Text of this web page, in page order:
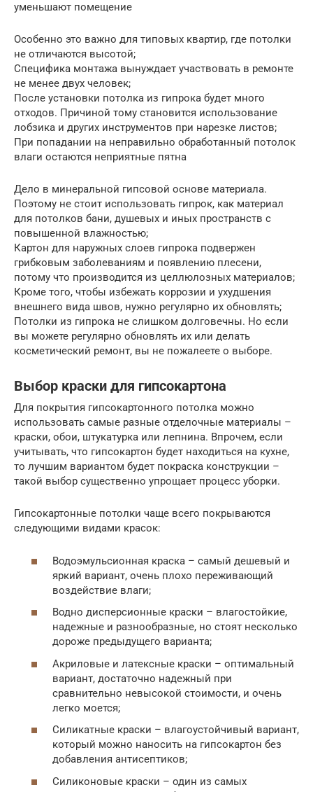
уменьшают помещение
Особенно это важно для типовых квартир, где потолки
не отличаются высотой;
Специфика монтажа вынуждает участвовать в ремонте
не менее двух человек;
После установки потолка из гипрока будет много
отходов. Причиной тому становится использование
лобзика и других инструментов при нарезке листов;
При попадании на неправильно обработанный потолок
влаги остаются неприятные пятна
Дело в минеральной гипсовой основе материала.
Поэтому не стоит использовать гипрок, как материал
для потолков бани, душевых и иных пространств с
повышенной влажностью;
Картон для наружных слоев гипрока подвержен
грибковым заболеваниям и появлению плесени,
потому что производится из целлюлозных материалов;
Кроме того, чтобы избежать коррозии и ухудшения
внешнего вида швов, нужно регулярно их обновлять;
Потолки из гипрока не слишком долговечны. Но если
вы можете регулярно обновлять их или делать
косметический ремонт, вы не пожалеете о выборе.
Выбор краски для гипсокартона
Для покрытия гипсокартонного потолка можно
использовать самые разные отделочные материалы –
краски, обои, штукатурка или лепнина. Впрочем, если
учитывать, что гипсокартон будет находиться на кухне,
то лучшим вариантом будет покраска конструкции –
такой выбор существенно упрощает процесс уборки.
Гипсокартонные потолки чаще всего покрываются
следующими видами красок:
Водоэмульсионная краска – самый дешевый и
яркий вариант, очень плохо переживающий
воздействие влаги;
Водно дисперсионные краски – влагостойкие,
надежные и разнообразные, но стоят несколько
дороже предыдущего варианта;
Акриловые и латексные краски – оптимальный
вариант, достаточно надежный при
сравнительно невысокой стоимости, и очень
легко моется;
Силикатные краски – влагоустойчивый вариант,
который можно наносить на гипсокартон без
добавления антисептиков;
Силиконовые краски – один из самых